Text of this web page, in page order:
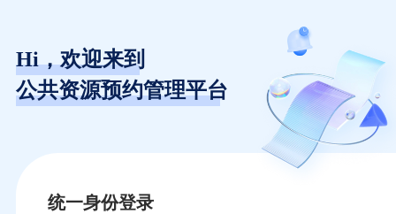
Hi，欢迎来到
公共资源预约管理平台
统一身份登录